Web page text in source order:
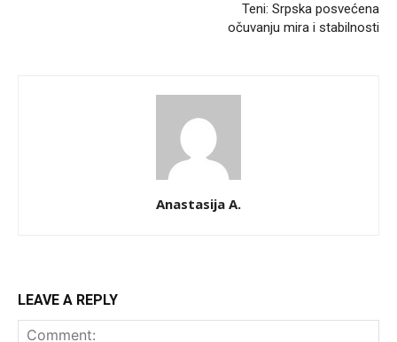
Teni: Srpska posvećena
očuvanju mira i stabilnosti
Anastasija A.
LEAVE A REPLY